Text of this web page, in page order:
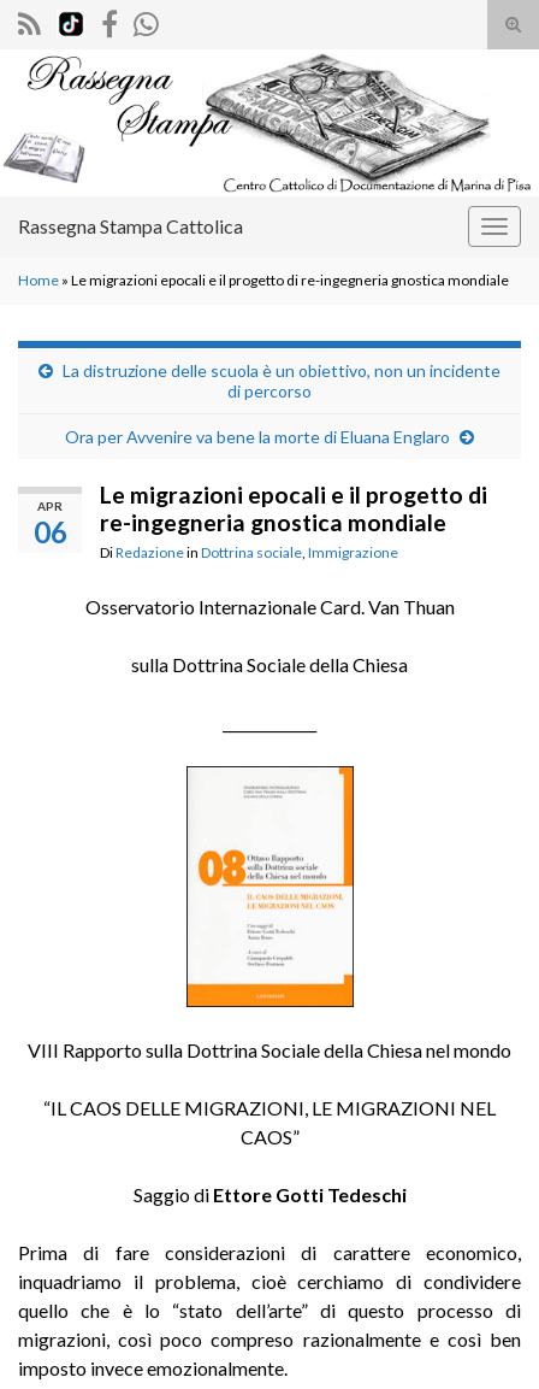
il
Search for:
Rassegna Stampa Cattolica
Home » Le migrazioni epocali e il progetto di re-ingegneria gnostica mondiale
La distruzione delle scuola è un obiettivo, non un incidente
di percorso
Ora per Avvenire va bene la morte di Eluana Englaro
APR
06
Le migrazioni epocali e il progetto di
re-ingegneria gnostica mondiale
DiRedazionein Dottrina sociale Immigrazione
Osservatorio Internazionale Card. Van Thuan
sulla Dottrina Sociale della Chiesa
VIII Rapporto sulla Dottrina Sociale della Chiesa nel mondo
“IL CAOS DELLE MIGRAZIONI, LE MIGRAZIONI NEL
CAOS”
Saggio diEttore Gotti Tedeschi
Prima di fare considerazioni di carattere economico,
inquadriamo il problema, cioè cerchiamo di condividere
quello che è lo “stato dell’arte” di questo processo di
migrazioni, così poco compreso razionalmente e così ben
imposto invece emozionalmente.